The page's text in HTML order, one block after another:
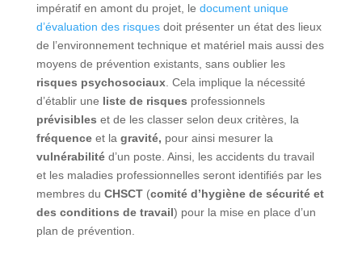
impératif en amont du projet, le document unique
d’évaluation des risquesdoit présenter un état des lieux
de l’environnement technique et matériel mais aussi des
moyens de prévention existants, sans oublier les
risques psychosociaux. Cela implique la nécessité
d’établir une liste de risques professionnels
prévisibles et de les classer selon deux critères, la
fréquenceet la gravité, pour ainsi mesurer la
vulnérabilitéd’un poste. Ainsi, les accidents du travail
et les maladies professionnelles seront identifiés par les
membres du CHSCT (comité d’hygiène de sécurité et
des conditions de travail) pour la mise en place d’un
plan de prévention.